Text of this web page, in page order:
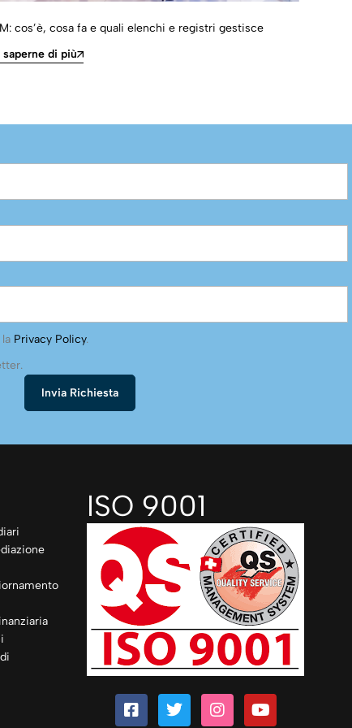
cos’è, cosa fa e quali elenchi e registri gestisce
saperne di più
Privacy Policy.
ISO 9001